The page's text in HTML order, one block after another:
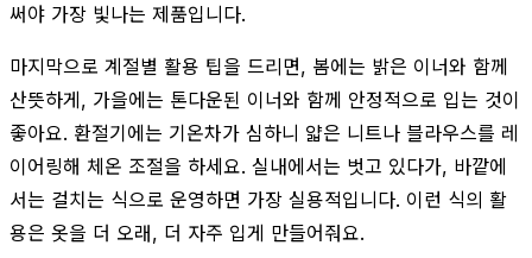
써야 가장 빛나는 제품입니다.
마지막으로 계절별 활용 팁을 드리면, 봄에는 밝은 이너와 함께
산뜻하게, 가을에는 톤다운된 이너와 함께 안정적으로 입는 것이
좋아요. 환절기에는 기온차가 심하니 얇은 니트나 블라우스를 레
이어링해 체온 조절을 하세요. 실내에서는 벗고 있다가, 바깥에
서는 걸치는 식으로 운영하면 가장 실용적입니다. 이런 식의 활
용은 옷을 더 오래, 더 자주 입게 만들어줘요.